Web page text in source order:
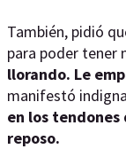
También, pidió
para poder tener
llorando. Le
manifestó
en los
reposo.